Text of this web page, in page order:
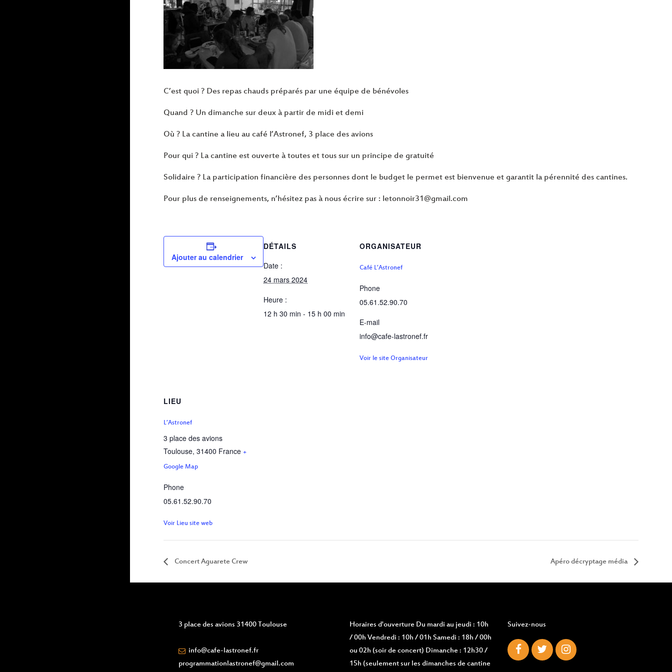
C’est quoi ? Des repas chauds préparés par une équipe de bénévoles
Quand ? Un dimanche sur deux à partir de midi et demi
Où ? La cantine a lieu au café l’Astronef, 3 place des avions
Pour qui ? La cantine est ouverte à toutes et tous sur un principe de gratuité
Solidaire ? La participation financière des personnes dont le budget le permet est bienvenue et garantit la pérennité des cantines.
Pour plus de renseignements, n’hésitez pas à nous écrire sur : letonnoir31@gmail.com
Ajouter au calendrier
DÉTAILS
Date :
24 mars 2024
Heure :
12 h 30 min - 15 h 00 min
ORGANISATEUR
Café L’Astronef
Phone
05.61.52.90.70
E-mail
info@cafe-lastronef.fr
Voir le site Organisateur
LIEU
L’Astronef
3 place des avions
Toulouse, 31400 France +
Google Map
Phone
05.61.52.90.70
Voir Lieu site web
Concert Aguarete Crew Apéro décryptage média
3 place des avions 31400 Toulouse
info@cafe-lastronef.fr
programmationlastronef@gmail.com
Horaires d'ouvertureDu mardi au jeudi : 10h
/ 00h Vendredi : 10h / 01h Samedi : 18h / 00h
ou 02h (soir de concert) Dimanche : 12h30 /
15h (seulement sur les dimanches de cantine
Suivez-nous